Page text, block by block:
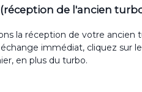
de l'ancien
la réception de votre ancien
immédiat, cliquez sur
en plus du turbo.